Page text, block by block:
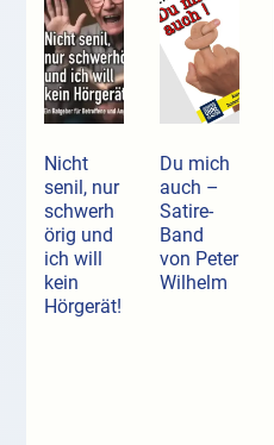
Nicht
senil, nur
schwerh
örig und
ich will
kein
Hörgerät!
Du mich
auch –
Satire-
Band
von Peter
Wilhelm